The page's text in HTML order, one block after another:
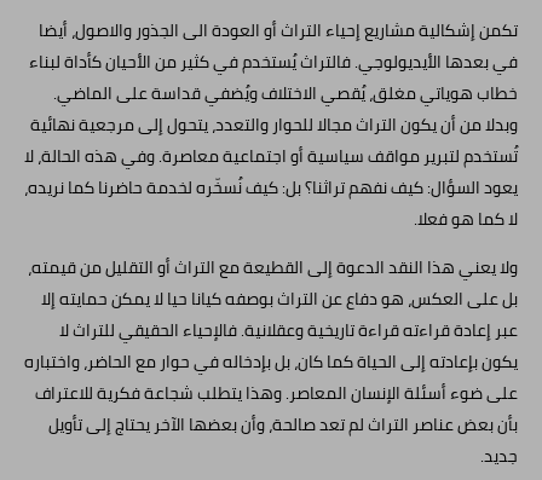
تكمن إشكالية مشاريع إحياء التراث أو العودة الى الجذور والاصول، أيضا
في بعدها الأيديولوجي. فالتراث يُستخدم في كثير من الأحيان كأداة لبناء
خطاب هوياتي مغلق، يُقصي الاختلاف ويُضفي قداسة على الماضي.
وبدلا من أن يكون التراث مجالا للحوار والتعدد، يتحول إلى مرجعية نهائية
تُستخدم لتبرير مواقف سياسية أو اجتماعية معاصرة. وفي هذه الحالة، لا
يعود السؤال: كيف نفهم تراثنا؟ بل: كيف نُسخّره لخدمة حاضرنا كما نريده،
لا كما هو فعلا.
ولا يعني هذا النقد الدعوة إلى القطيعة مع التراث أو التقليل من قيمته،
بل على العكس، هو دفاع عن التراث بوصفه كيانا حيا لا يمكن حمايته إلا
عبر إعادة قراءته قراءة تاريخية وعقلانية. فالإحياء الحقيقي للتراث لا
يكون بإعادته إلى الحياة كما كان، بل بإدخاله في حوار مع الحاضر، واختباره
على ضوء أسئلة الإنسان المعاصر. وهذا يتطلب شجاعة فكرية للاعتراف
بأن بعض عناصر التراث لم تعد صالحة، وأن بعضها الآخر يحتاج إلى تأويل
جديد.